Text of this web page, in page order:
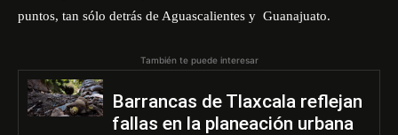
puntos, tan sólo detrás de Aguascalientes y Guanajuato.
También te puede interesar
Barrancas de Tlaxcala reflejan
fallas en la planeación urbana